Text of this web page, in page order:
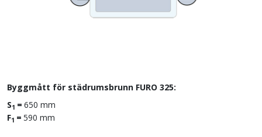
Byggmått för städrumsbrunn FURO 325:
S1 = 650 mm
F1 = 590 mm